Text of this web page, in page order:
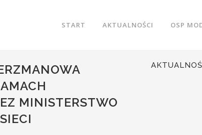
START AKTUALNOŚCI OSP
MINISTERSTWO